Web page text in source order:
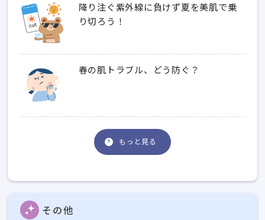
降り注ぐ紫外線に負けず夏を美肌で乗
り切ろう！
春の肌トラブル、どう防ぐ？
もっと見る
その他